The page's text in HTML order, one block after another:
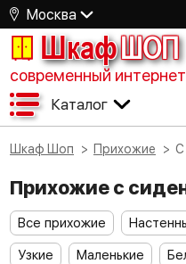
Москва
ШкафШОП
современный
Каталог
Шкаф Шоп Прихожие
Прихожие с
Все прихожие
Узкие
Маленькие